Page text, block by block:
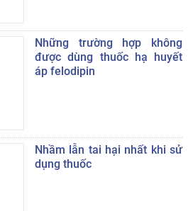
Những trường hợp không
được dùng thuốc hạ huyết
áp felodipin
Nhầm lẫn tai hại nhất khi sử
dụng thuốc